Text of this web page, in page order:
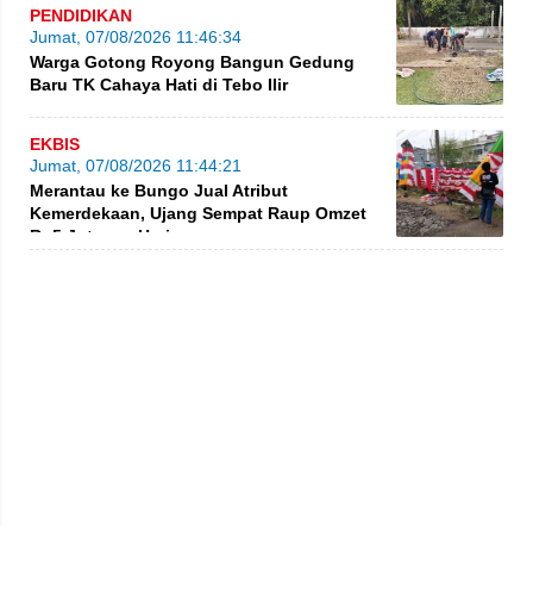
PENDIDIKAN
Jumat, 07/08/2026 11:46:34
Warga Gotong Royong Bangun Gedung
Baru TK Cahaya Hati di Tebo Ilir
EKBIS
Jumat, 07/08/2026 11:44:21
Merantau ke Bungo Jual Atribut
Kemerdekaan, Ujang Sempat Raup Omzet
Rp5 Juta per Hari